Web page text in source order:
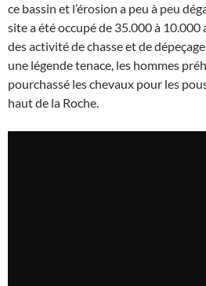
ce bassin et l’érosion a peu à peu
site a été occupé de 35.000 à 10.000
des activité de chasse et de
une légende tenace, les hommes
pourchassé les chevaux pour les
haut de la Roche.